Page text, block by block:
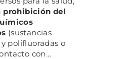
prohibición del
(sustancias
polifluoradas o
con…